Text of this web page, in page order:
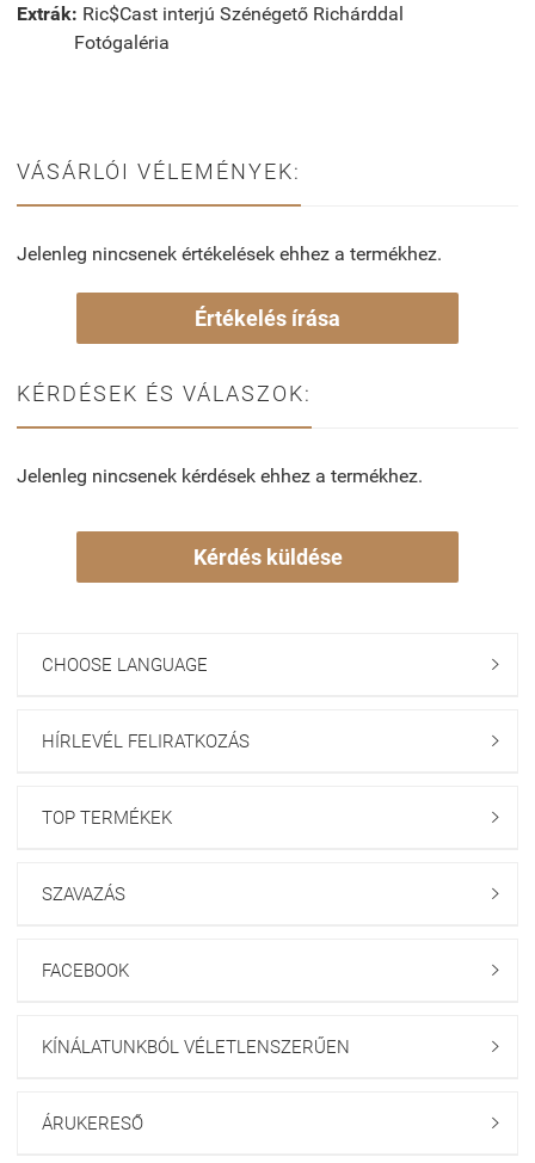
Extrák: Ric$Cast interjú Szénégető Richárddal
Fotógaléria
VÁSÁRLÓI VÉLEMÉNYEK:
Jelenleg nincsenek értékelések ehhez a termékhez.
Értékelés írása
KÉRDÉSEK ÉS VÁLASZOK:
Jelenleg nincsenek kérdések ehhez a termékhez.
Kérdés küldése
CHOOSE LANGUAGE 
HÍRLEVÉL FELIRATKOZÁS 
TOP TERMÉKEK 
SZAVAZÁS 
FACEBOOK 
KÍNÁLATUNKBÓL VÉLETLENSZERŰEN 
ÁRUKERESŐ 